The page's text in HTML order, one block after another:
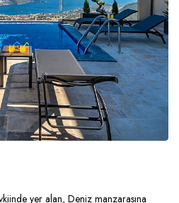
yer alan, Deniz manzarasına